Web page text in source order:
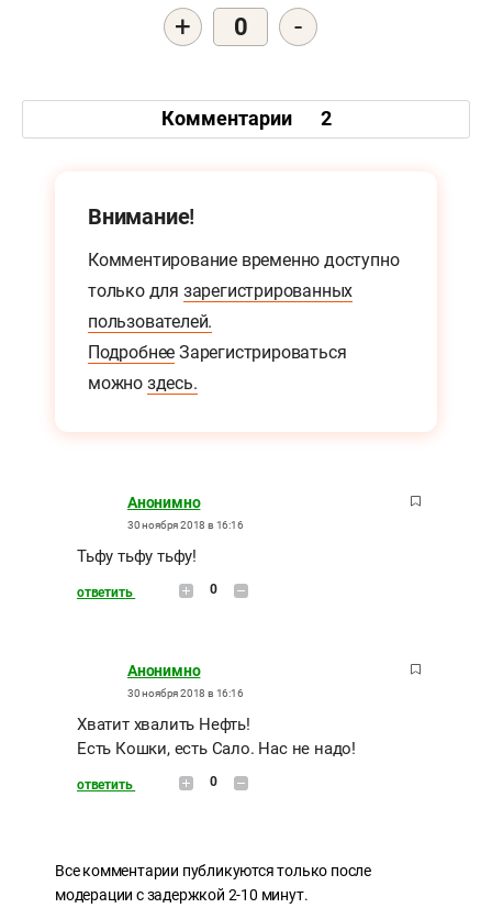
+ 0 -
Комментарии 2
Внимание!
Комментирование временно доступно
только для зарегистрированных
пользователей.
Подробнее Зарегистрироваться
можно здесь.
Анонимно
30 ноября 2018 в 16:16
Тьфу тьфу тьфу!
ответить 0
Анонимно
30 ноября 2018 в 16:16
Хватит хвалить Нефть!
Есть Кошки, есть Сало. Нас не надо!
ответить 0
Все комментарии публикуются только после
модерации с задержкой 2-10 минут.